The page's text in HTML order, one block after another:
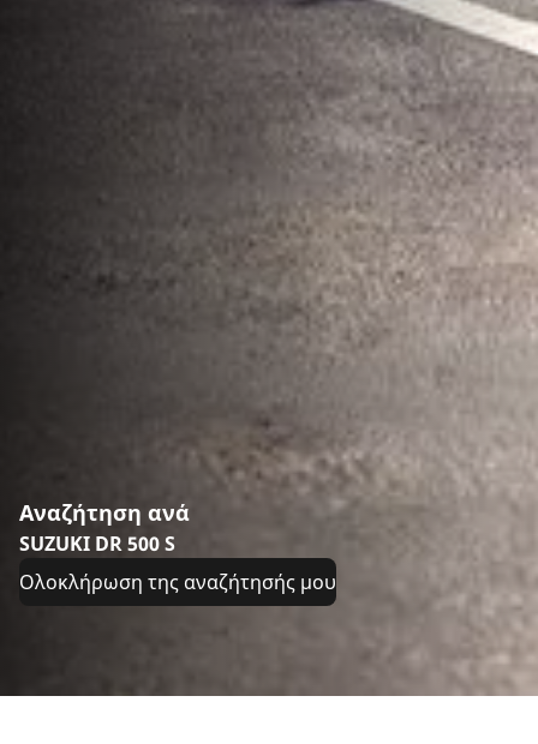
Αναζήτηση ανά
SUZUKI DR 500 S
Ολοκλήρωση της αναζήτησής μου